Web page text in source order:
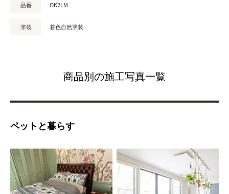
品番 OK2LM
塗装 着色自然塗装
商品別の施工写真一覧
ペットと暮らす